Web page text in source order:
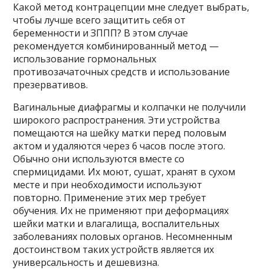
Какой метод контрацепции мне следует выбрать,
чтобы лучше всего защитить себя от
беременности и ЗППП? В этом случае
рекомендуется комбинированный метод —
использование гормональных
противозачаточных средств и использование
презервативов.
Вагинальные диафрагмы и колпачки не получили
широкого распространения. Эти устройства
помещаются на шейку матки перед половым
актом и удаляются через 6 часов после этого.
Обычно они используются вместе со
спермицидами. Их моют, сушат, хранят в сухом
месте и при необходимости используют
повторно. Применение этих мер требует
обучения. Их не применяют при деформациях
шейки матки и влагалища, воспалительных
заболеваниях половых органов. Несомненным
достоинством таких устройств является их
универсальность и дешевизна.